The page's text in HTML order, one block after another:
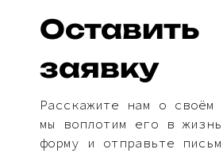
Оставить
заявку
Расскажите нам о своём
мы воплотим его в
форму и отправьте